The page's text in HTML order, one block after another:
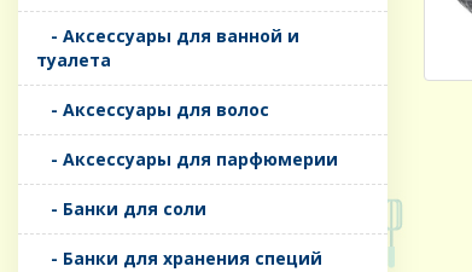
- Аксессуары для ванной и
туалета
- Аксессуары для волос
- Аксессуары для парфюмерии
- Банки для соли
- Банки для хранения специй